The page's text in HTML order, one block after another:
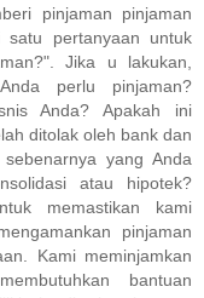
pinjaman pinjaman
pertanyaan untuk
Jika u lakukan,
perlu pinjaman?
Anda? Apakah ini
ditolak oleh bank dan
yang Anda
atau hipotek?
memastikan kami
pinjaman
Kami meminjamkan
bantuan